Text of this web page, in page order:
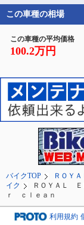
つつ電熱ベストON。帰
りついた
この車種の相場
この車種の平均価格
100.2万円
バイクTOP ＲＯＹ
イク
ＲＯＹＡＬ Ｅ
ｒ ｃｌｅａｎ
利用規約